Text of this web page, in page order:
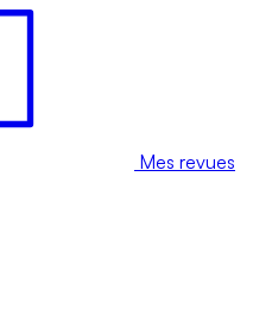
Mes revues